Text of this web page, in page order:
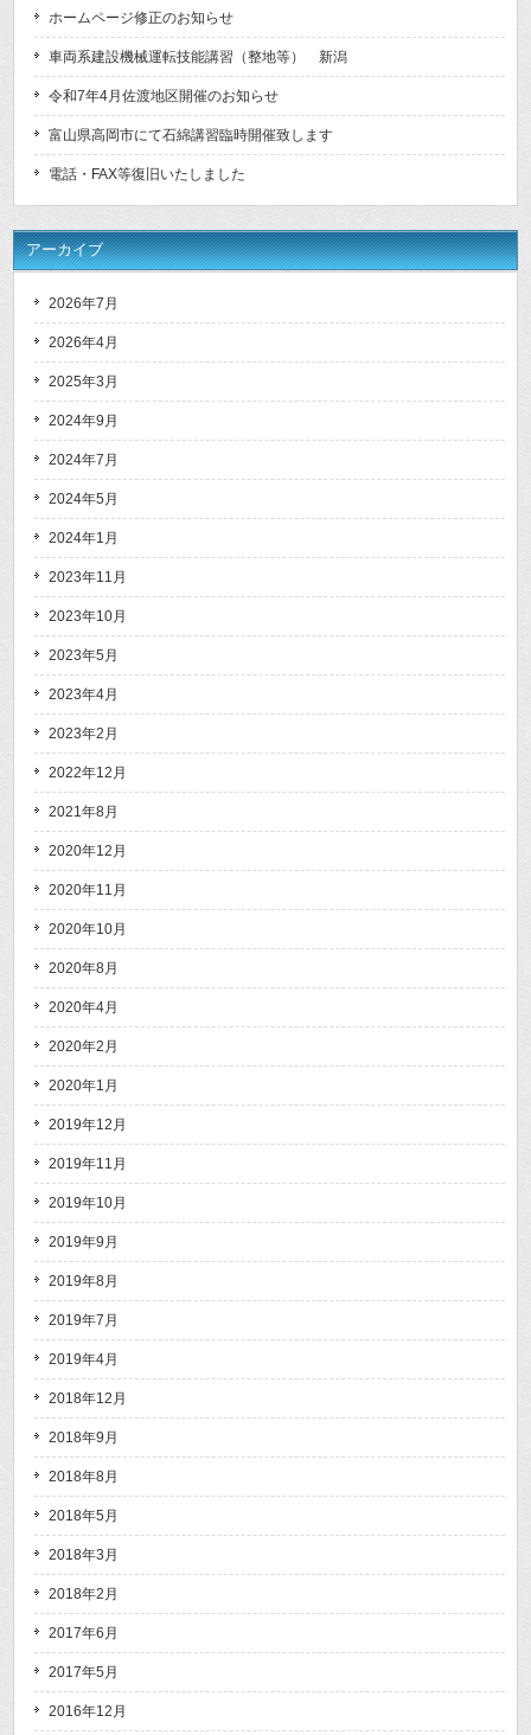
ホームページ修正のお知らせ
車両系建設機械運転技能講習（整地等） 新潟
令和7年4月佐渡地区開催のお知らせ
富山県高岡市にて石綿講習臨時開催致します
電話・FAX等復旧いたしました
アーカイブ
2026年7月
2026年4月
2025年3月
2024年9月
2024年7月
2024年5月
2024年1月
2023年11月
2023年10月
2023年5月
2023年4月
2023年2月
2022年12月
2021年8月
2020年12月
2020年11月
2020年10月
2020年8月
2020年4月
2020年2月
2020年1月
2019年12月
2019年11月
2019年10月
2019年9月
2019年8月
2019年7月
2019年4月
2018年12月
2018年9月
2018年8月
2018年5月
2018年3月
2018年2月
2017年6月
2017年5月
2016年12月